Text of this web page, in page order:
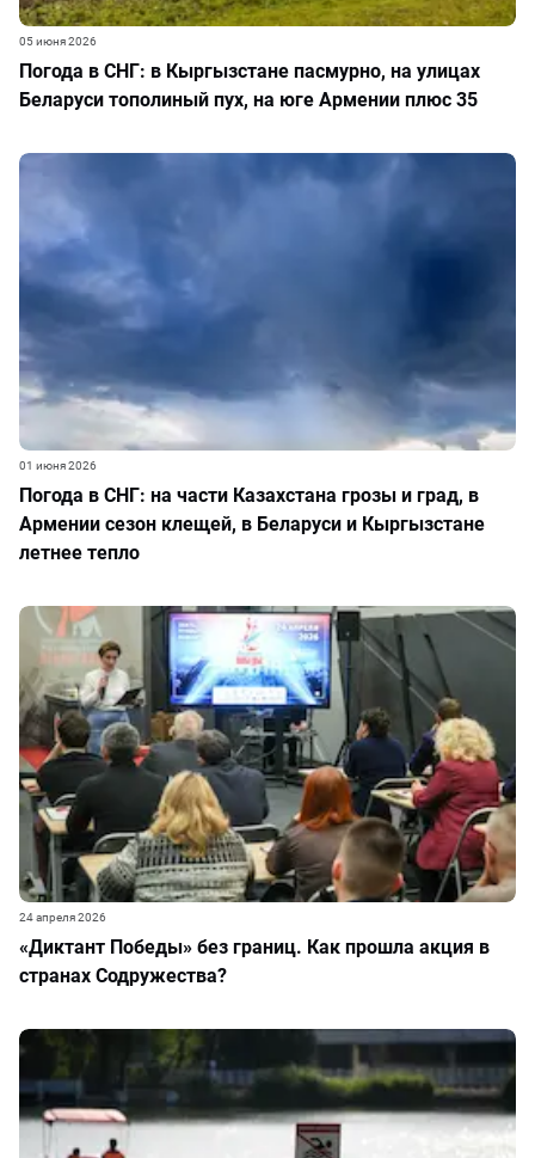
Погода в СНГ: в Кыргызстане пасмурно, на улицах
Беларуси тополиный пух, на юге Армении плюс 35
05 июня 2026
Погода в СНГ: на части Казахстана грозы и град, в
Армении сезон клещей, в Беларуси и Кыргызстане
летнее тепло
01 июня 2026
«Диктант Победы» без границ. Как прошла акция в
странах Содружества?
24 апреля 2026